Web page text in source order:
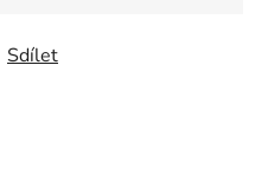
Sdílet